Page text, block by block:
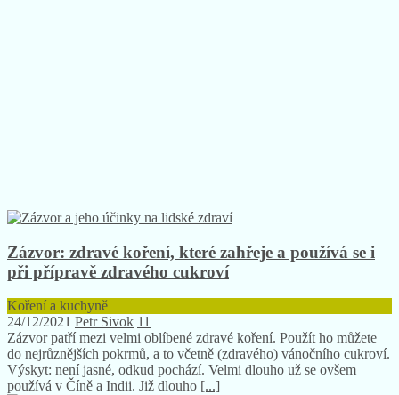
Zázvor: zdravé koření, které zahřeje a používá se i
při přípravě zdravého cukroví
Koření a kuchyně
24/12/2021 Petr Sivok 11
Zázvor patří mezi velmi oblíbené zdravé koření. Použít ho můžete
do nejrůznějších pokrmů, a to včetně (zdravého) vánočního cukroví.
Výskyt: není jasné, odkud pochází. Velmi dlouho už se ovšem
používá v Číně a Indii. Již dlouho [...]